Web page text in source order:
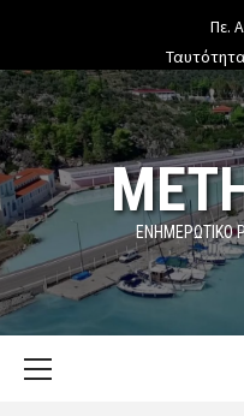
content
Πε.
ΕΝΗΜΕΡΩΤΙΚΌ